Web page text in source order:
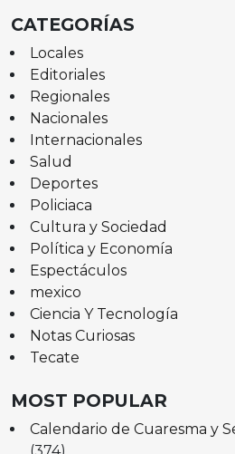
CATEGORÍAS
Locales
Editoriales
Regionales
Nacionales
Internacionales
Salud
Deportes
Policiaca
Cultura y Sociedad
Política y Economía
Espectáculos
mexico
Ciencia Y Tecnología
Notas Curiosas
Tecate
MOST POPULAR
Calendario de Cuaresma y